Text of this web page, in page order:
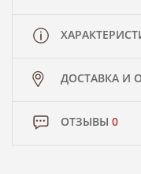
ДОСТАВКА И
ОТЗЫВЫ 0